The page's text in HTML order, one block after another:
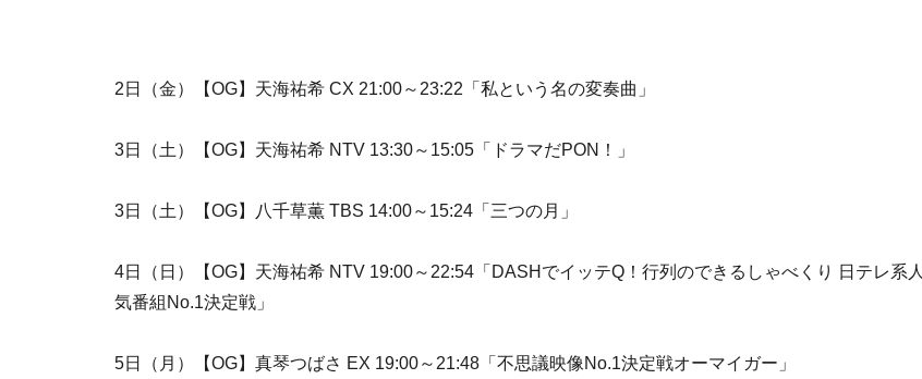
2日（金）【OG】天海祐希 CX 21:00～23:22「私という名の変奏曲」
3日（土）【OG】天海祐希 NTV 13:30～15:05「ドラマだPON！」
3日（土）【OG】八千草薫 TBS 14:00～15:24「三つの月」
4日（日）【OG】天海祐希 NTV 19:00～22:54「DASHでイッテQ！行列のできるしゃべくり 日テレ系人
気番組No.1決定戦」
5日（月）【OG】真琴つばさ EX 19:00～21:48「不思議映像No.1決定戦オーマイガー」